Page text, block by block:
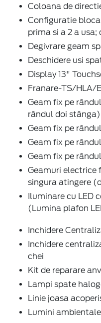
Coloana de
Configuratie
prima si a 2 a
Degivrare geam
Deschidere usi
Display 13"
Franare-TS/HLA/
Geam fix pe
rândul doi stânga)
Geam fix pe
Geam fix pe
Geam fix pe
Geamuri electrice
singura atingere
Iluminare cu LED
(Lumina plafon
Inchidere
Inchidere
chei
Kit de reparare
Lampi spate
Linie joasa
Lumini